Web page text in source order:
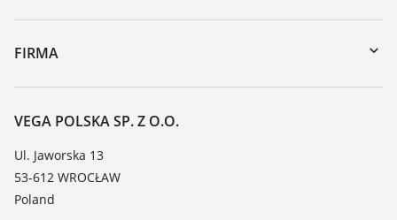
DTM Collection/PACTware
Naprawa
Szkolenia
Tabela odporności chemicznej
TeamViewer
FIRMA
O firmie VEGA
Kontakt
Aktualności
Media
Blog
VEGA POLSKA SP. Z O.O.
Ul. Jaworska 13
53-612 WROCŁAW
Poland